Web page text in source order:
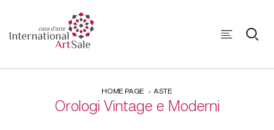
HOME PAGE ASTE
Orologi Vintage e Moderni